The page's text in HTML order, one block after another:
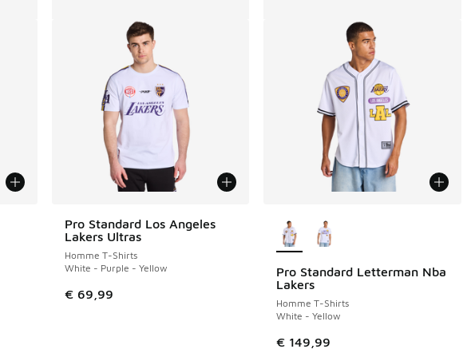
Pro Standard Los Angeles
Lakers Ultras
Homme T-Shirts
White - Purple - Yellow
€ 69,99
Pro Standard Letterman Nba
Lakers
Homme T-Shirts
White - Yellow
€ 149,99